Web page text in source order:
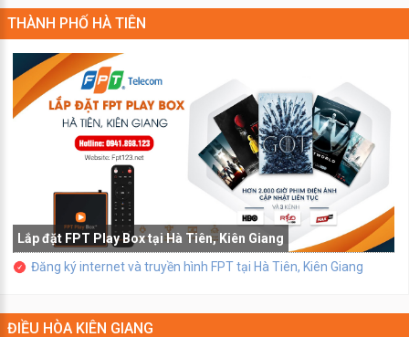
THÀNH PHỐ HÀ TIÊN
Lắp đặt FPT Play Box tại Hà Tiên, Kiên Giang
Đăng ký internet và truyền hình FPT tại Hà Tiên, Kiên Giang
ĐIỀU HÒA KIÊN GIANG